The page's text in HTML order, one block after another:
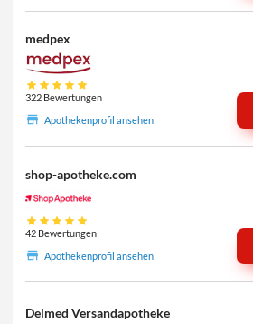
medpex
322 Bewertungen
Apothekenprofil ansehen
shop-apotheke.com
42 Bewertungen
Apothekenprofil ansehen
Delmed Versandapotheke